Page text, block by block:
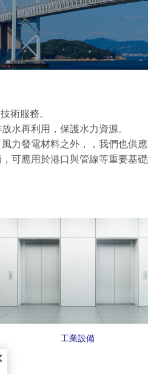
術服務。
水再利用，保護水力資源。
力發電材料之外，，我們也供應
可應用於港口與管線等重要
工業設備